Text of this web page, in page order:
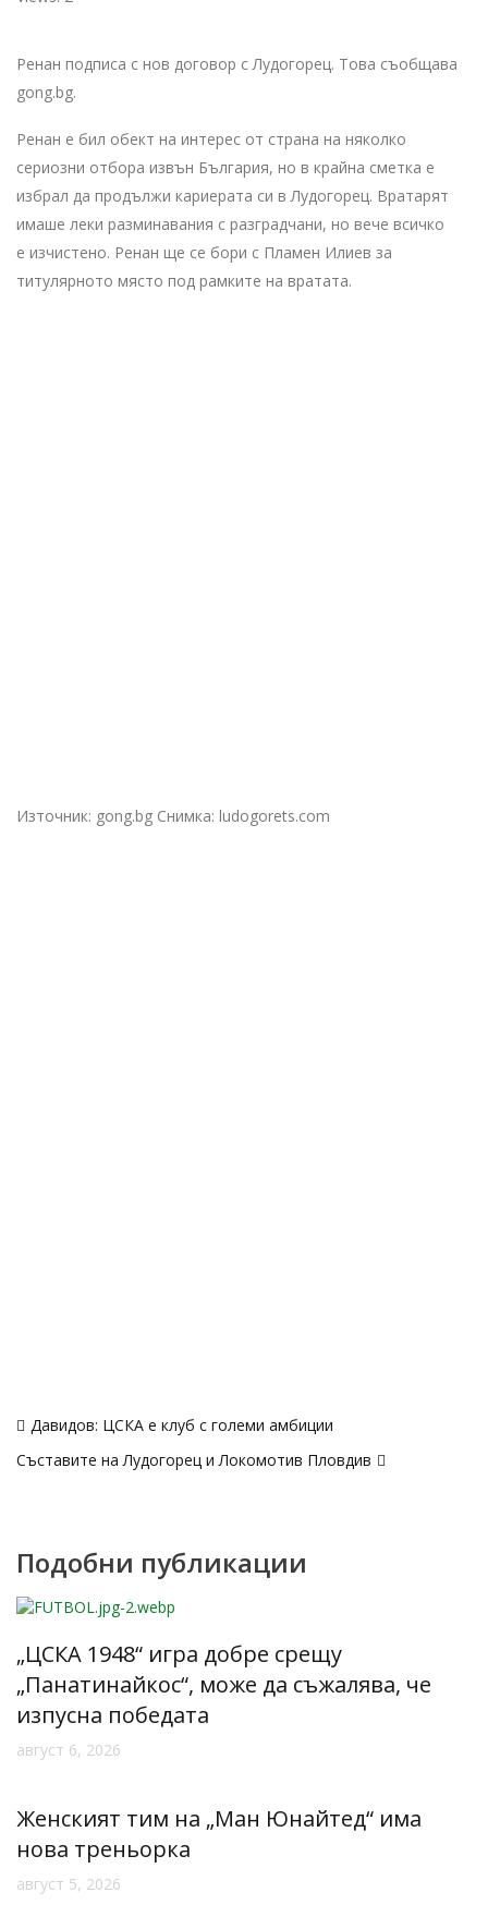
Ренан подписа с нов договор с Лудогорец. Това съобщава
gong.bg.
Ренан е бил обект на интерес от страна на няколко
сериозни отбора извън България, но в крайна сметка е
избрал да продължи кариерата си в Лудогорец. Вратарят
имаше леки разминавания с разградчани, но вече всичко
е изчистено. Ренан ще се бори с Пламен Илиев за
титулярното място под рамките на вратата.
Източник: gong.bg Снимка: ludogorets.com
Давидов: ЦСКА е клуб с големи амбиции
Съставите на Лудогорец и Локомотив Пловдив
Подобни публикации
„ЦСКА 1948“ игра добре срещу
„Панатинайкос“, може да съжалява, че
изпусна победата
август 6, 2026
Женският тим на „Ман Юнайтед“ има
нова треньорка
август 5, 2026